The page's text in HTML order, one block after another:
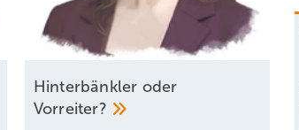
Hinterbänkler oder
Vorreiter?